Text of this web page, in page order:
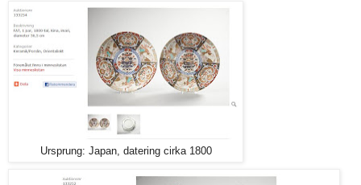
Ursprung: Japan, datering cirka 1800